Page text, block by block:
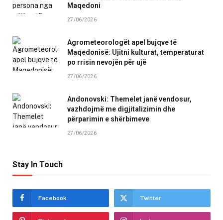
Maqedoni
27/06/2026
Agrometeorologët apel bujqve të
Maqedonisë: Ujitni kulturat, temperaturat
po rrisin nevojën për ujë
27/06/2026
Andonovski: Themelet janë vendosur,
vazhdojmë me digjitalizimin dhe
përparimin e shërbimeve
27/06/2026
Stay In Touch
Facebook Twitter